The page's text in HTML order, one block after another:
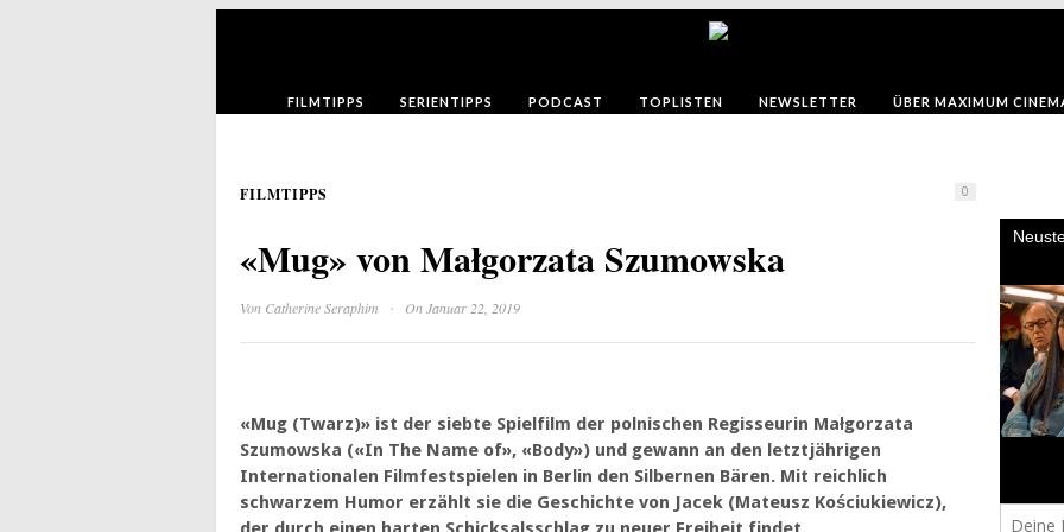
FILMTIPPS SERIENTIPPS PODCAST TOPLISTEN NEWSLETTER ÜBER MAXIMUM
FILMTIPPS 0
«Mug» von Małgorzata Szumowska
Von Catherine Seraphim · On Januar 22, 2019
«Mug (Twarz)» ist der siebte Spielfilm der polnischen Regisseurin Małgorzata
Szumowska («In The Name of», «Body») und gewann an den letztjährigen
Internationalen Filmfestspielen in Berlin den Silbernen Bären. Mit reichlich
schwarzem Humor erzählt sie die Geschichte von Jacek (Mateusz Kościukiewicz),